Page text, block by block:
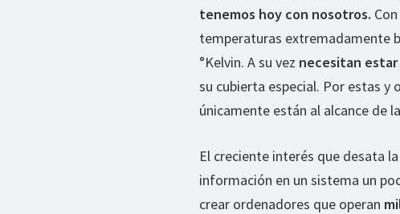
tenemos hoy con nosotros.
temperaturas extremadamente
°Kelvin. A su vez necesitan
su cubierta especial. Por estas
únicamente están al alcance de
El creciente interés que desata
información en un sistema un
crear ordenadores que operan